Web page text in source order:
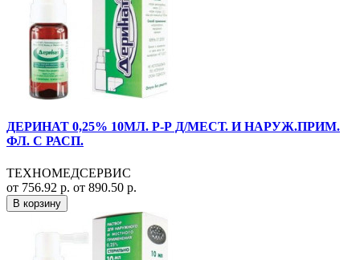
ДЕРИНАТ 0,25% 10МЛ. Р-Р Д/МЕСТ. И НАРУЖ.ПРИМ.
ФЛ. С РАСП.
ТЕХНОМЕДСЕРВИС
от 756.92 р. от 890.50 р.
В корзину